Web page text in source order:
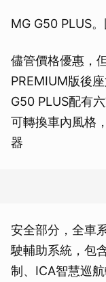
MG G50 PLUS
儘管價格優惠，
PREMIUM版後
G50 PLUS配有
可轉換車內風格
器
安全部分，全車
駛輔助系統，包
制、ICA智慧巡